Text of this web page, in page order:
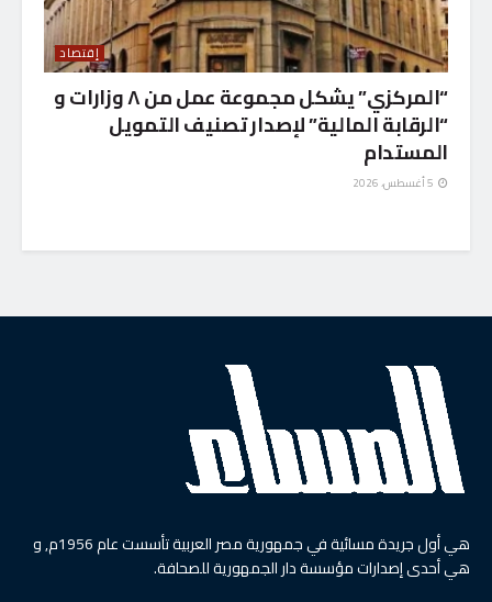
إقتصاد
“المركزي” يشكل مجموعة عمل من ٨ وزارات و
“الرقابة المالية” لإصدار تصنيف التمويل
المستدام
هي أول جريدة مسائية في جمهورية مصر العربية تأسست عام 1956م, و
هي أحدى إصدارات مؤسسة دار الجمهورية للصحافة.